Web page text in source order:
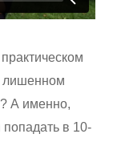
лишенном
А именно,
в 10-